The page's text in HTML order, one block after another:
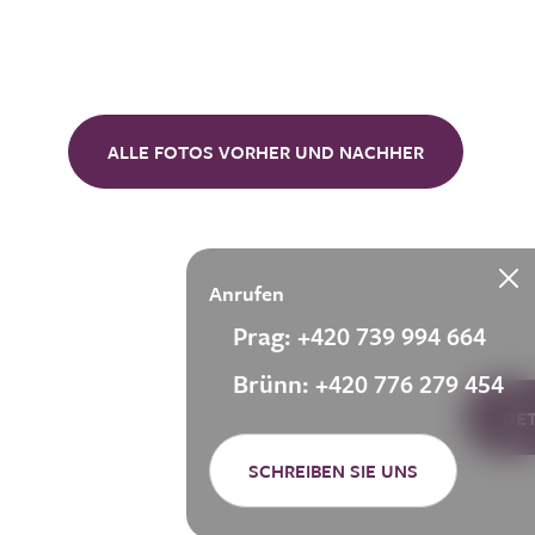
ALLE FOTOS VORHER UND NACHHER
Anrufen
Prag: +420 739 994 664
Brünn: +420 776 279 454
SCHREIBEN SIE UNS